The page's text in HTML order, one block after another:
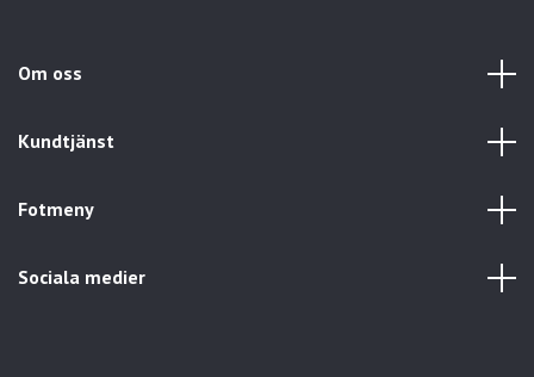
Om oss
Kundtjänst
Fotmeny
Sociala medier